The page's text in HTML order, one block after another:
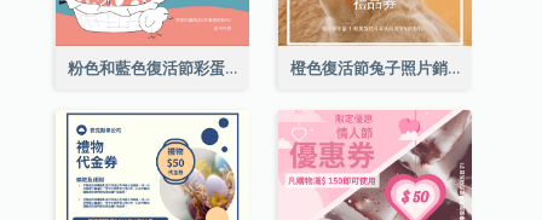
粉色和藍色復活節彩蛋銷售禮品卡 橙色復活節兔子照片銷售禮品卡